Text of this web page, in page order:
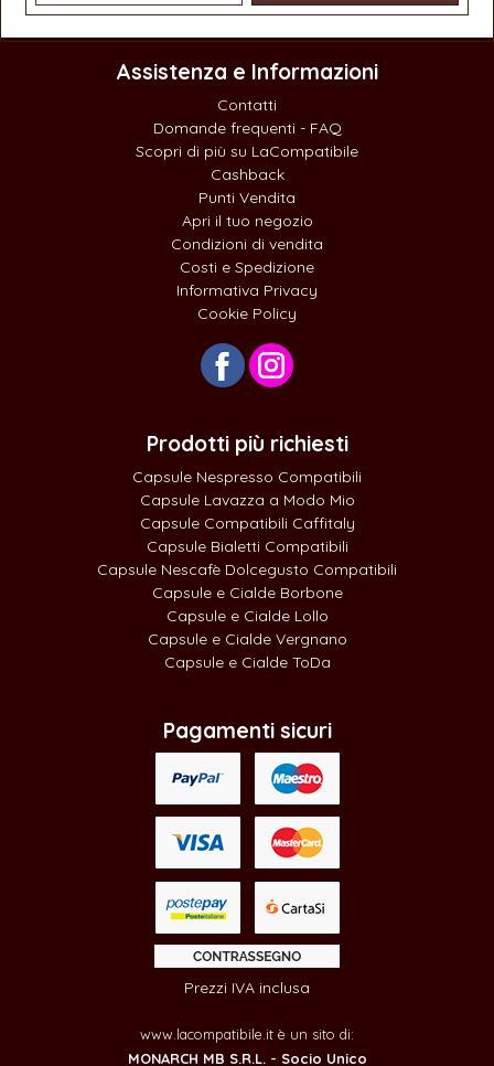
Assistenza e Informazioni
Contatti
Domande frequenti - FAQ
Scopri di più su LaCompatibile
Cashback
Punti Vendita
Apri il tuo negozio
Condizioni di vendita
Costi e Spedizione
Informativa Privacy
Cookie Policy
Prodotti più richiesti
Capsule Nespresso Compatibili
Capsule Lavazza a Modo Mio
Capsule Compatibili Caffitaly
Capsule Bialetti Compatibili
Capsule Nescafè Dolcegusto Compatibili
Capsule e Cialde Borbone
Capsule e Cialde Lollo
Capsule e Cialde Vergnano
Capsule e Cialde ToDa
Pagamenti sicuri
Prezzi IVA inclusa
www.lacompatibile.it è un sito di:
MONARCH MB S.R.L. - Socio Unico